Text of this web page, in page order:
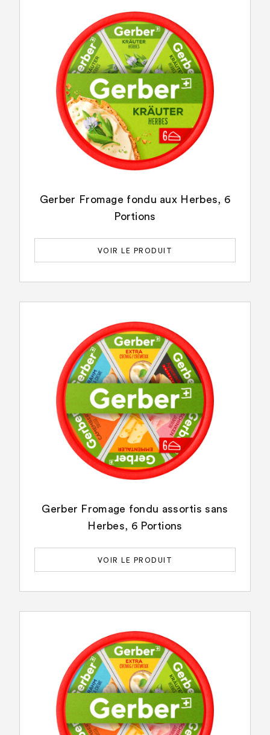
Gerber Fromage fondu aux Herbes, 6
Portions
VOIR LE PRODUIT
Gerber Fromage fondu assortis sans
Herbes, 6 Portions
VOIR LE PRODUIT